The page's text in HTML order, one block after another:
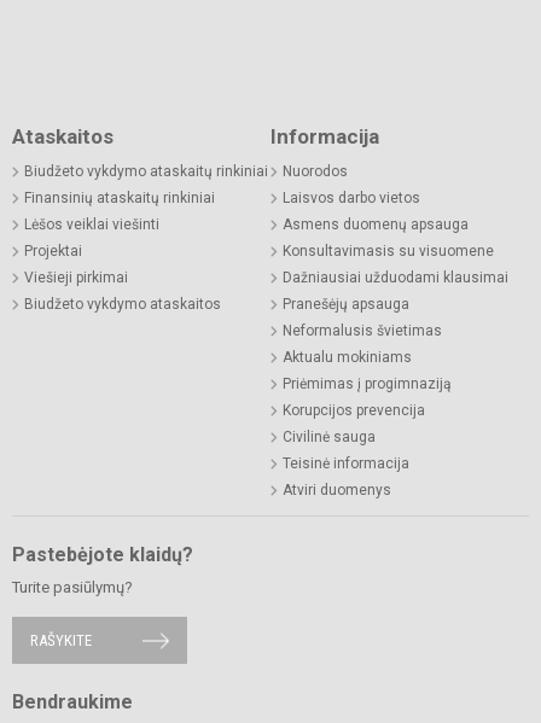
Ataskaitos
Biudžeto vykdymo ataskaitų rinkiniai
Finansinių ataskaitų rinkiniai
Lėšos veiklai viešinti
Projektai
Viešieji pirkimai
Biudžeto vykdymo ataskaitos
Informacija
Nuorodos
Laisvos darbo vietos
Asmens duomenų apsauga
Konsultavimasis su visuomene
Dažniausiai užduodami klausimai
Pranešėjų apsauga
Neformalusis švietimas
Aktualu mokiniams
Priėmimas į progimnaziją
Korupcijos prevencija
Civilinė sauga
Teisinė informacija
Atviri duomenys
Pastebėjote klaidų?
Turite pasiūlymų?
RAŠYKITE
Bendraukime